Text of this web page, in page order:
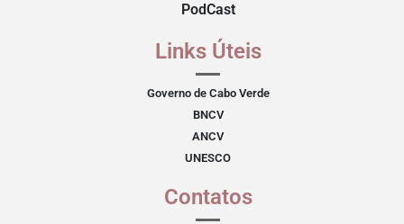
PodCast
Links Úteis
Governo de Cabo Verde
BNCV
ANCV
UNESCO
Contatos